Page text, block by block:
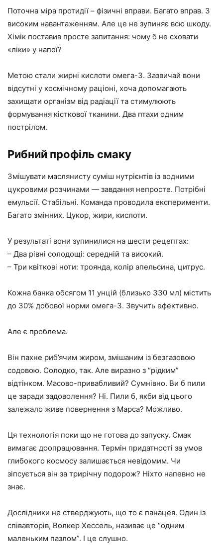
Поточна міра протидії – фізичні вправи. Багато вправ. З
високим навантаженням. Але це не зупиняє всю шкоду.
Хімік поставив просте запитання: чому б не сховати
«ліки» у напої?
Метою стали жирні кислоти омега-3. Зазвичай вони
відсутні у космічному раціоні, хоча допомагають
захищати організм від радіації та стимулюють
формування кісткової тканини. Два птахи одним
пострілом.
Рибний профіль смаку
Змішувати маслянисту суміш нутрієнтів із водними
цукровими розчинами — завдання непросте. Потрібні
емульсії. Стабільні. Команда проводила експерименти.
Багато змінних. Цукор, жири, кислоти.
У результаті вони зупинилися на шести рецептах:
– Два рівні солодощі: середній та високий.
– Три квіткові ноти: троянда, колір апельсина, цитрус.
Кожна банка обсягом 11 унцій (близько 330 мл) містить
до 30% добової норми омега-3. Звучить ефективно.
Але є проблема.
Він пахне риб’ячим жиром, змішаним із безгазовою
содовою. Солодко, так. Але виразно з “рідким”
відтінком. Масово-привабливий? Сумнівно. Ви б пили
це заради задоволення? Ні. Пили б, якби від цього
залежало живе повернення з Марса? Можливо.
Ця технологія поки що не готова до запуску. Смак
вимагає доопрацювання. Термін придатності за умов
глибокого космосу залишається невідомим. Чи
зіпсується він за трирічну подорож? Ніхто напевно не
знає.
Дослідники не стверджують, що то є панацея. Один із
співавторів, Волкер Хессель, називає це “одним
маленьким пазлом”. І це слушно.